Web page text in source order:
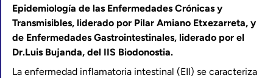
Epidemiología de las Enfermedades Crónicas y
Transmisibles, liderado por Pilar Amiano Etxezarreta, y
de Enfermedades Gastrointestinales, liderado por el
Dr.Luis Bujanda, del IIS Biodonostia.
La enfermedad inflamatoria intestinal (EII) se caracteriza